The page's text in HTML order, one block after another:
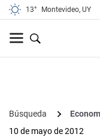
13° Montevideo, UY
Búsqueda
10 de mayo de 2012